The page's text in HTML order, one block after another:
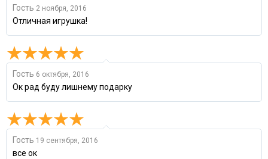
Гость 2 ноября, 2016
Отличная игрушка!
Гость 6 октября, 2016
Ок рад буду лишнему подарку
Гость 19 сентября, 2016
все ок